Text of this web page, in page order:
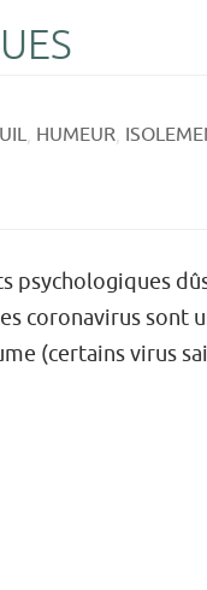
, HUMEUR,
psychologiques
coronavirus
(certains virus